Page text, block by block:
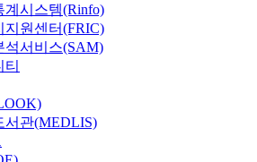
계시스템(Rinfo)
지원센터(FRIC)
석서비스(SAM)
서관(MEDLIS)